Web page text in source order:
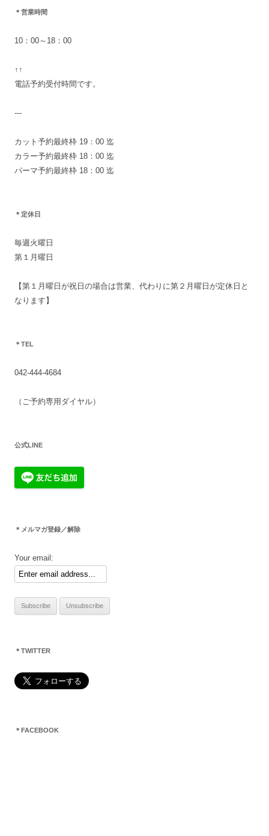
＊営業時間
10：00～18：00
↑↑
電話予約受付時間です。
---
カット予約最終枠 19：00 迄
カラー予約最終枠 18：00 迄
パーマ予約最終枠 18：00 迄
＊定休日
毎週火曜日
第１月曜日
【第１月曜日が祝日の場合は営業、代わりに第２月曜日が定休日と
なります】
＊TEL
042-444-4684
（ご予約専用ダイヤル）
公式LINE
＊メルマガ登録／解除
Your email:
＊TWITTER
＊FACEBOOK